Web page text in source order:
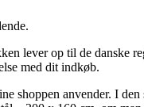
lever op til de danske
med dit indkøb.
shoppen anvender. I den